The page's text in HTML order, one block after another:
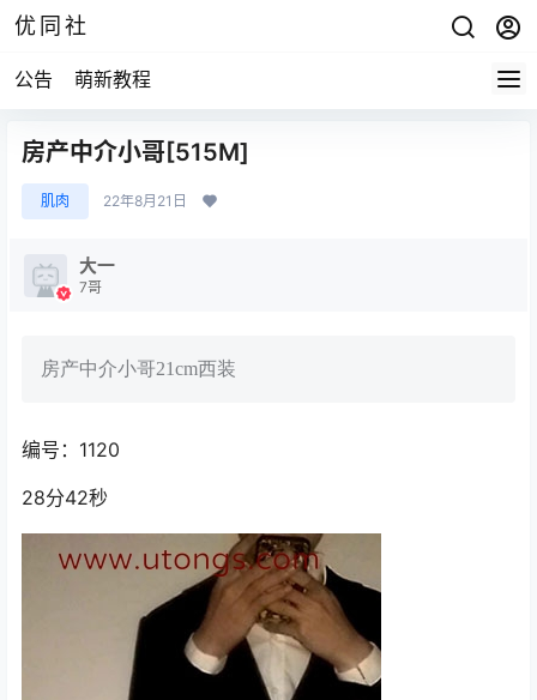
优同社
公告 萌新教程
房产中介小哥[515M]
肌肉 22年8月21日
大一
7哥
房产中介小哥21cm西装
编号：1120
28分42秒